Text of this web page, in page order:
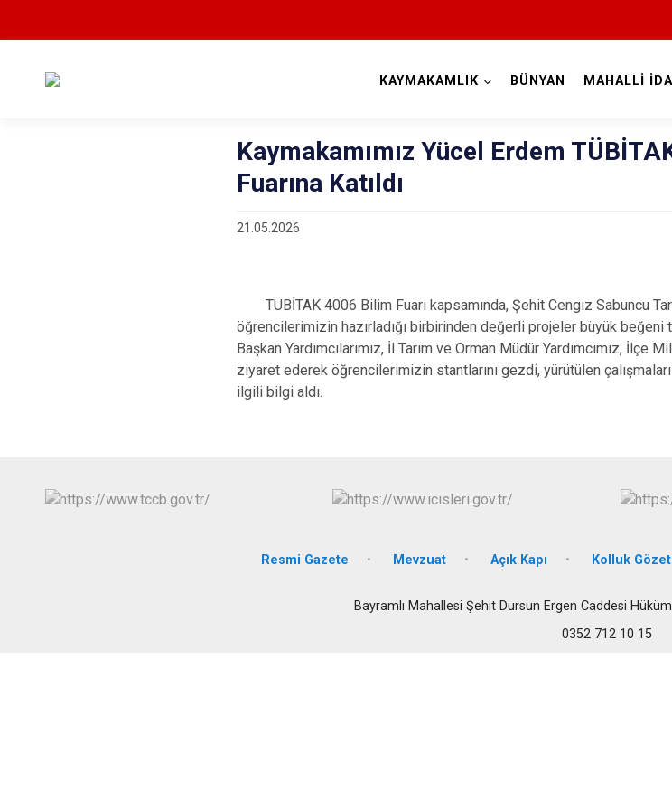
KAYMAKAMLIK BÜNYAN MAHALLİ
Kaymakamımız Yücel Erdem
Fuarına Katıldı
21.05.2026
TÜBİTAK 4006 Bilim Fuarı kapsamında, Şehit Cengiz Sabuncu
öğrencilerimizin hazırladığı birbirinden değerli projeler büyük beğeni
Başkan Yardımcılarımız, İl Tarım ve Orman Müdür Yardımcımız,
ziyaret ederek öğrencilerimizin stantlarını gezdi, yürütülen
ilgili bilgi aldı.
Resmi Gazete Mevzuat Açık Kapı Kolluk
Bayramlı Mahallesi Şehit Dursun Ergen Caddesi
0352 712 10 15